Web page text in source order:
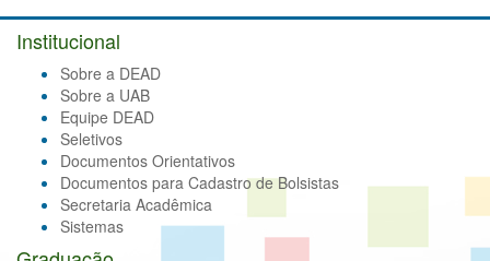
Institucional
Sobre a DEAD
Sobre a UAB
Equipe DEAD
Seletivos
Documentos Orientativos
Documentos para Cadastro de Bolsistas
Secretaria Acadêmica
Sistemas